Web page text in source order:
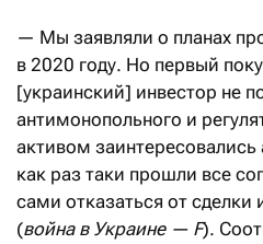
— Мы заявляли о планах
в 2020 году. Но первый
[украинский] инвестор не
антимонопольного и
активом
как раз таки прошли все
сами отказаться от сделки
(война в Украине — F).